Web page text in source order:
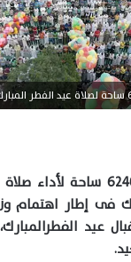
حددت وزارة الأوقاف 6240
وذلك فى إطار
عيد